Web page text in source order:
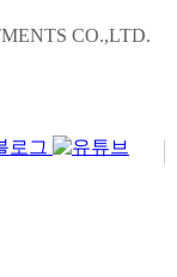
CO.,LTD.